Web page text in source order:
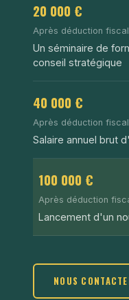
20 000 €
Après déduction
Un séminaire de
conseil stratégique
40 000 €
Après déduction
Salaire annuel brut
100 000 €
Après déduction
Lancement d'un
NOUS